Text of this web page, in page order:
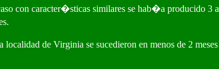
con caracter�sticas similares se hab�a producido
de Virginia se sucedieron en menos de 2 meses